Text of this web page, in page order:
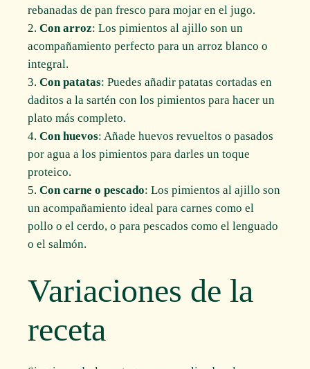
rebanadas de pan fresco para mojar en el jugo.
Con arroz: Los pimientos al ajillo son un
acompañamiento perfecto para un arroz blanco o
integral.
Con patatas: Puedes añadir patatas cortadas en
daditos a la sartén con los pimientos para hacer un
plato más completo.
Con huevos: Añade huevos revueltos o pasados
por agua a los pimientos para darles un toque
proteico.
Con carne o pescado: Los pimientos al ajillo son
un acompañamiento ideal para carnes como el
pollo o el cerdo, o para pescados como el lenguado
o el salmón.
Variaciones de la
receta